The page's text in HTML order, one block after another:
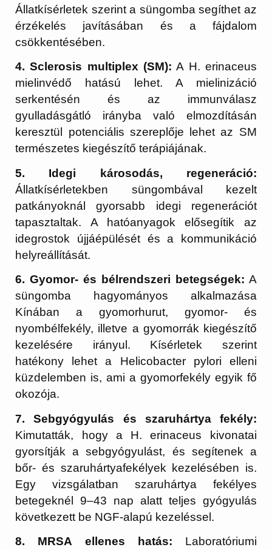
Állatkísérletek szerint a süngomba segíthet az
érzékelés javításában és a fájdalom
csökkentésében.
4. Sclerosis multiplex (SM): A H. erinaceus
mielinvédő hatású lehet. A mielinizáció
serkentésén és az immunválasz
gyulladásgátló irányba való elmozdításán
keresztül potenciális szereplője lehet az SM
természetes kiegészítő terápiájának.
5. Idegi károsodás, regeneráció:
Állatkísérletekben süngombával kezelt
patkányoknál gyorsabb idegi regenerációt
tapasztaltak. A hatóanyagok elősegítik az
idegrostok újjáépülését és a kommunikáció
helyreállítását.
6. Gyomor- és bélrendszeri betegségek: A
süngomba hagyományos alkalmazása
Kínában a gyomorhurut, gyomor- és
nyombélfekély, illetve a gyomorrák kiegészítő
kezelésére irányul. Kísérletek szerint
hatékony lehet a Helicobacter pylori elleni
küzdelemben is, ami a gyomorfekély egyik fő
okozója.
7. Sebgyógyulás és szaruhártya fekély:
Kimutatták, hogy a H. erinaceus kivonatai
gyorsítják a sebgyógyulást, és segítenek a
bőr- és szaruhártyafekélyek kezelésében is.
Egy vizsgálatban szaruhártya fekélyes
betegeknél 9–43 nap alatt teljes gyógyulás
következett be NGF-alapú kezeléssel.
8. MRSA ellenes hatás: Laboratóriumi